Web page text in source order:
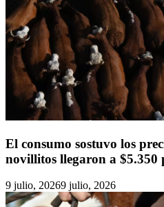
El consumo sostuvo los
novillitos llegaron a $5.350
9 julio, 20269 julio, 2026